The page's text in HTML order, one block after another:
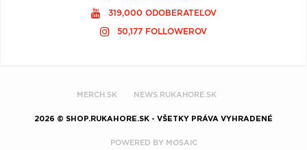
319,000 ODOBERATEĽOV
50,177 FOLLOWEROV
MERCH.SK NEWS.RUKAHORE.SK
2026 © SHOP.RUKAHORE.SK - VŠETKY PRÁVA VYHRADENÉ
POWERED BY MOSAIC